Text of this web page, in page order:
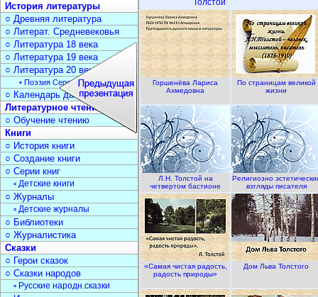
Толстой
Горшенёва Лариса
Ахмедовна
По страницам великой
жизни
Л.Н. Толстой на
четвертом бастионе
Религиозно
взгляды писателя
«Самая чистая радость,
радость природы»
Дом Льва Толстого
История литературы
○ Древняя литература
○ Литерат. Средневековья
○ Литература 18 века
○ Литература 19 века
○ Литература 20 века
• Поэзия Серебрян. века
○ Календарь дат
Литературное чтение
○ Обучение чтению
Книги
○ История книги
○ Создание книги
○ Серии книг
▫ Детские книги
○ Журналы
▫ Детские журналы
○ Библиотеки
○ Журналистика
Сказки
○ Герои сказок
○ Сказки народов
▫ Русские народн.сказки